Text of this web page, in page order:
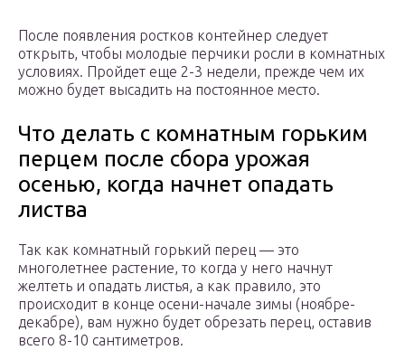
После появления ростков контейнер следует
открыть, чтобы молодые перчики росли в комнатных
условиях. Пройдет еще 2-3 недели, прежде чем их
можно будет высадить на постоянное место.
Что делать с комнатным горьким
перцем после сбора урожая
осенью, когда начнет опадать
листва
Так как комнатный горький перец — это
многолетнее растение, то когда у него начнут
желтеть и опадать листья, а как правило, это
происходит в конце осени-начале зимы (ноябре-
декабре), вам нужно будет обрезать перец, оставив
всего 8-10 сантиметров.